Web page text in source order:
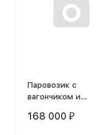
Паровозик с
вагончиком и
предназначена для
168 000 ₽